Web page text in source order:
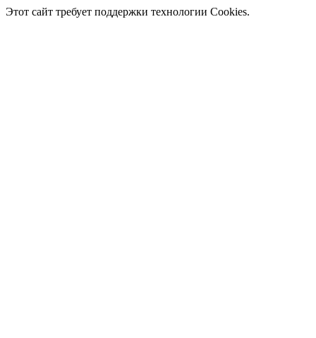
Этот сайт требует поддержки технологии Cookies.